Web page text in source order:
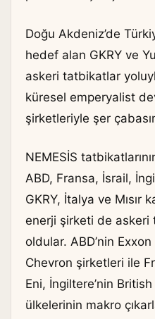
Doğu Akdeniz’de
hedef alan GKRY ve
askeri tatbikatlar
küresel emperyalist
şirketleriyle şer
NEMESİS
ABD, Fransa, İsrail,
GKRY, İtalya ve Mısır
enerji şirketi de askeri
oldular. ABD’nin
Chevron şirketleri ile
Eni, İngiltere’nin
ülkelerinin makro